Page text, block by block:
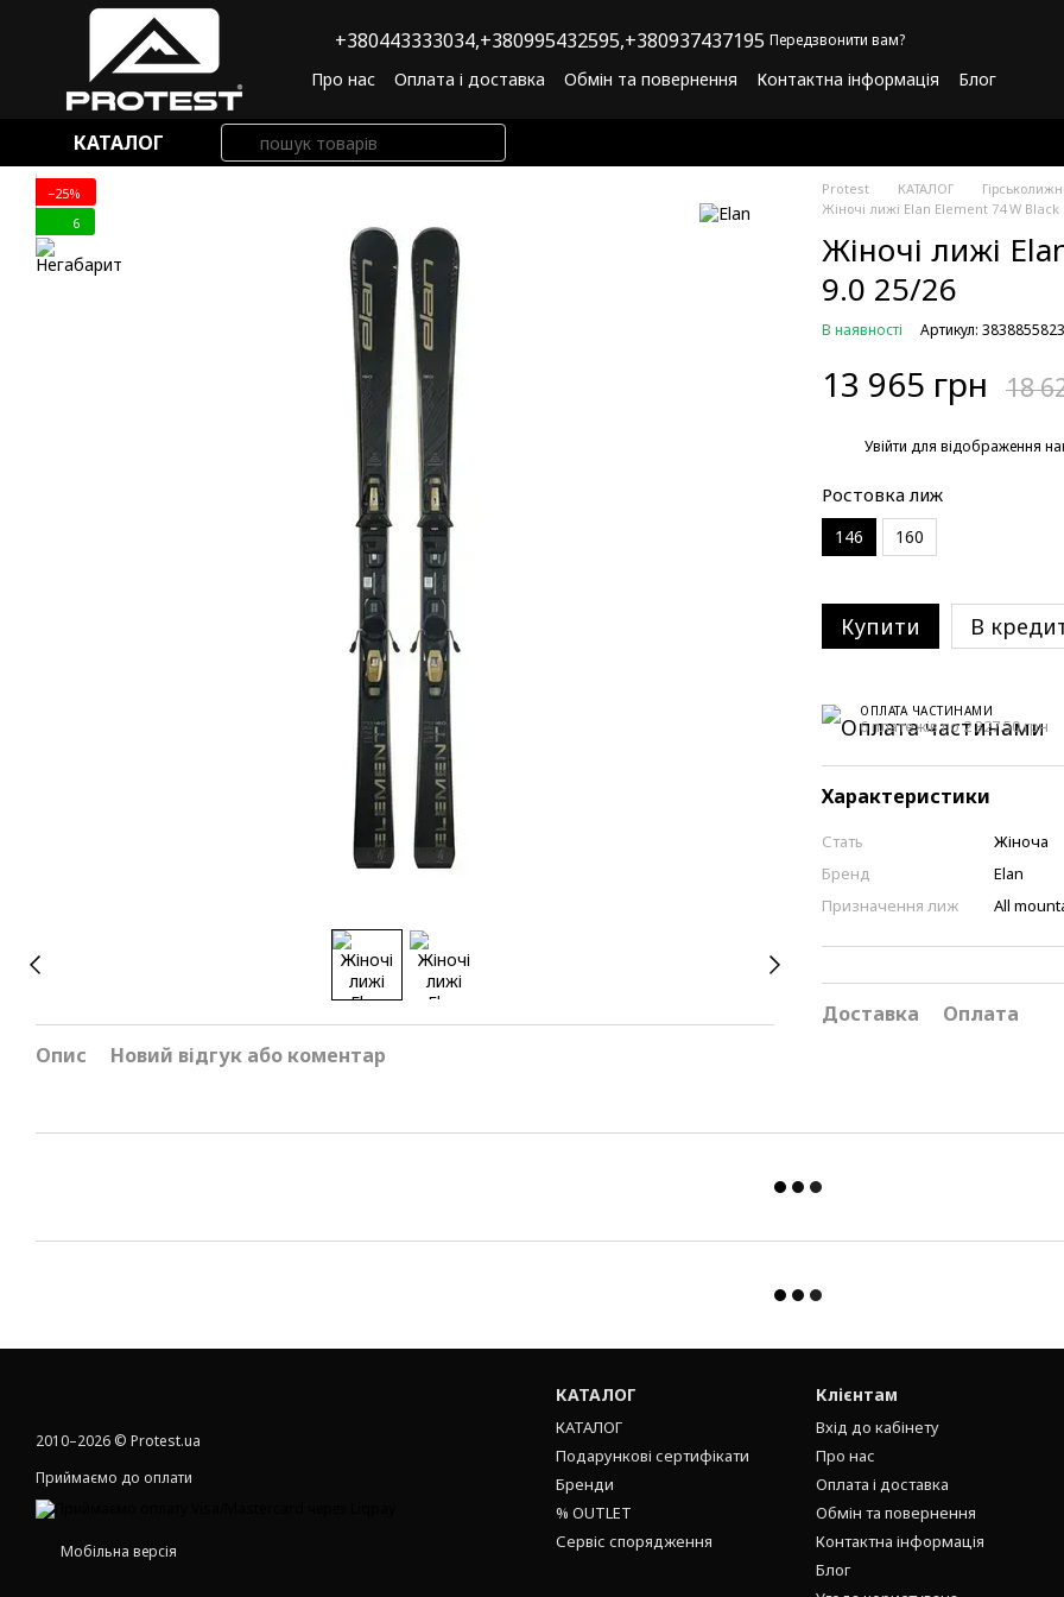
Перейти до основного контенту
+380443333034,+380995432595,+380937437195 Передзвонити вам?
Про нас Оплата і доставка Обмін та повернення Контактна інформація
Блог
КАТАЛОГ
−25%
6
Опис Новий відгук або коментар
Protest КАТАЛОГ
Жіночі лижі Elan Element 74 W Black
Жіночі лижі
9.0 25/26
В наявності Артикул:
13 965 грн 18
Увійти для відображення
Ростовка лиж
146 160
Купити В
ОПЛАТА ЧАСТИНАМИ
6 платежів по 2 327.50 грн
Характеристики
Стать
Жіноча
Бренд
Elan
Призначення лиж
All
Доставка Оплата
2010–2026 © Protest.ua
Приймаємо до оплати
Мобільна версія
КАТАЛОГ
КАТАЛОГ
Подарункові сертифікати
Бренди
% OUTLET
Сервіс спорядження
Клієнтам
Вхід до кабінету
Про нас
Оплата і доставка
Обмін та повернення
Контактна інформація
Блог